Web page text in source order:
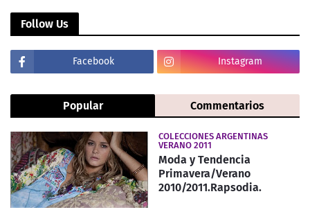
Follow Us
Facebook Instagram
Popular Commentarios
COLECCIONES ARGENTINAS
VERANO 2011
Moda y Tendencia
Primavera/Verano
2010/2011.Rapsodia.